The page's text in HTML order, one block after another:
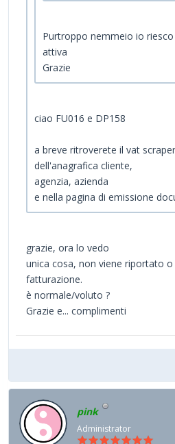
Purtroppo nemmeio io
attiva
Grazie
ciao FU016 e DP158
a breve ritroverete il vat
dell'anagrafica cliente,
agenzia, azienda
e nella pagina di emissione
grazie, ora lo vedo
unica cosa, non viene riportato
fatturazione.
è normale/voluto ?
Grazie e... complimenti
pink
Administrator